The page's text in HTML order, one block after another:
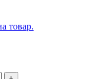
товар.